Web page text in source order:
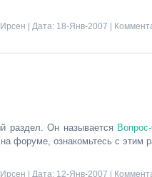
Ирсен | Дата: 18-Янв-2007
раздел. Он называется
форуме, ознакомьтесь с этим
Ирсен | Дата: 12-Янв-2007